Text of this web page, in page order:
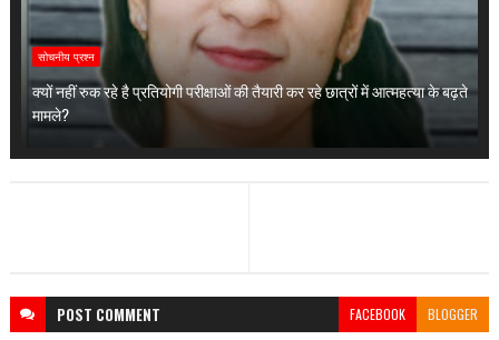
सोचनीय प्रश्न
क्यों नहीं रुक रहे है प्रतियोगी परीक्षाओं की तैयारी कर रहे छात्रों में आत्महत्या के बढ़ते
मामले?
POST COMMENT FACEBOOK BLOGGER